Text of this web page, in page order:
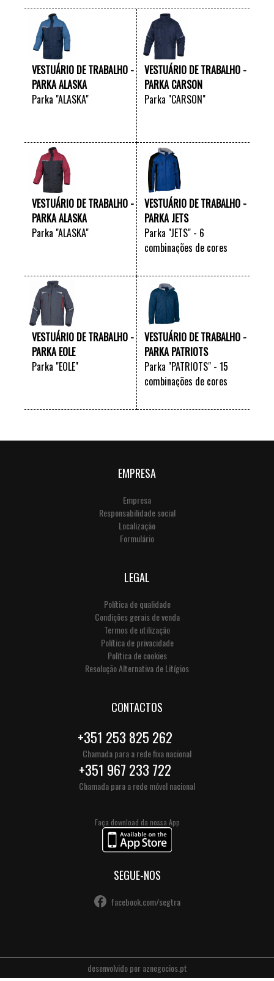
VESTUÁRIO DE TRABALHO -
PARKA ALASKA
Parka "ALASKA"
VESTUÁRIO DE TRABALHO -
PARKA CARSON
Parka "CARSON"
VESTUÁRIO DE TRABALHO -
PARKA ALASKA
Parka "ALASKA"
VESTUÁRIO DE TRABALHO -
PARKA JETS
Parka "JETS" - 6
combinações de cores
VESTUÁRIO DE TRABALHO -
PARKA EOLE
Parka "EOLE"
VESTUÁRIO DE TRABALHO -
PARKA PATRIOTS
Parka "PATRIOTS" - 15
combinações de cores
EMPRESA
Empresa
Responsabilidade social
Localização
Formulário
LEGAL
Política de qualidade
Condições gerais de venda
Termos de utilização
Política de privacidade
Política de cookies
Resolução Alternativa de Litígios
CONTACTOS
+351 253 825 262
Chamada para a rede fixa nacional
+351 967 233 722
Chamada para a rede móvel nacional
Faça download da nossa App
SEGUE-NOS
facebook.com/segtra
desenvolvido poraznegocios.pt